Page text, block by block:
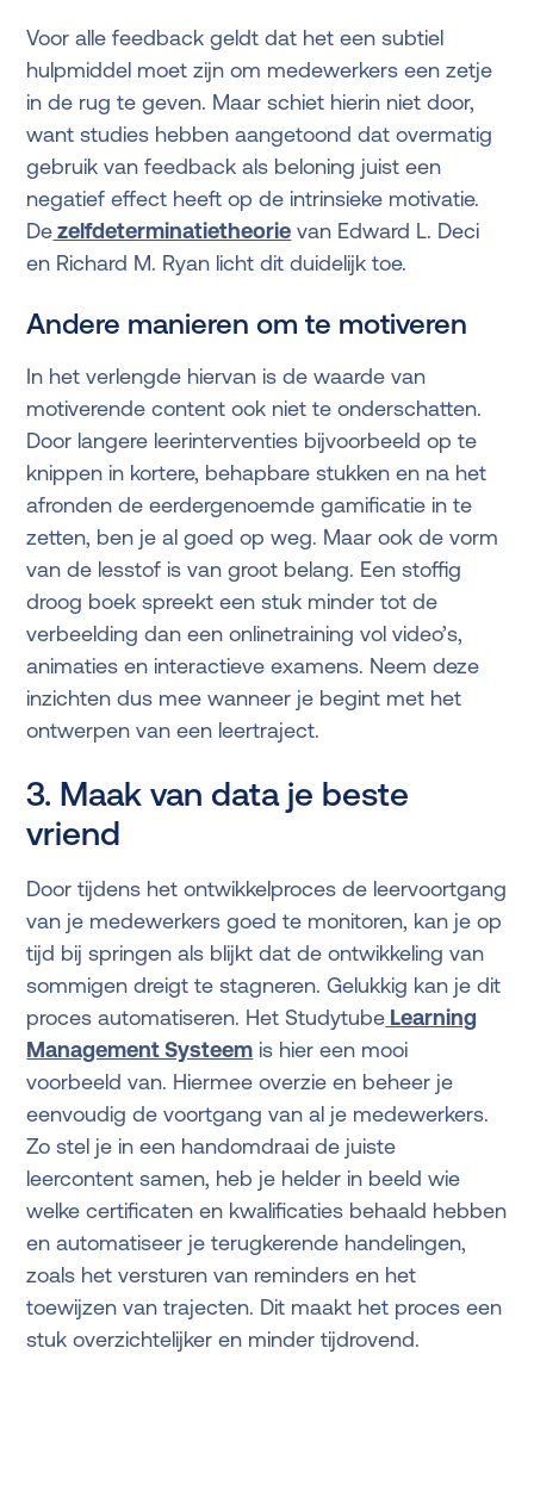
Voor alle feedback geldt dat het een subtiel
hulpmiddel moet zijn om medewerkers een zetje
in de rug te geven. Maar schiet hierin niet door,
want studies hebben aangetoond dat overmatig
gebruik van feedback als beloning juist een
negatief effect heeft op de intrinsieke motivatie.
Dezelfdeterminatietheorie van Edward L. Deci
en Richard M. Ryan licht dit duidelijk toe.
Andere manieren om te motiveren
In het verlengde hiervan is de waarde van
motiverende content ook niet te onderschatten.
Door langere leerinterventies bijvoorbeeld op te
knippen in kortere, behapbare stukken en na het
afronden de eerdergenoemde gamificatie in te
zetten, ben je al goed op weg. Maar ook de vorm
van de lesstof is van groot belang. Een stoffig
droog boek spreekt een stuk minder tot de
verbeelding dan een onlinetraining vol video’s,
animaties en interactieve examens. Neem deze
inzichten dus mee wanneer je begint met het
ontwerpen van een leertraject.
3. Maak van data je beste
vriend
Door tijdens het ontwikkelproces de leervoortgang
van je medewerkers goed te monitoren, kan je op
tijd bij springen als blijkt dat de ontwikkeling van
sommigen dreigt te stagneren. Gelukkig kan je dit
proces automatiseren. Het Studytube Learning
Management Systeem is hier een mooi
voorbeeld van. Hiermee overzie en beheer je
eenvoudig de voortgang van al je medewerkers.
Zo stel je in een handomdraai de juiste
leercontent samen, heb je helder in beeld wie
welke certificaten en kwalificaties behaald hebben
en automatiseer je terugkerende handelingen,
zoals het versturen van reminders en het
toewijzen van trajecten. Dit maakt het proces een
stuk overzichtelijker en minder tijdrovend.